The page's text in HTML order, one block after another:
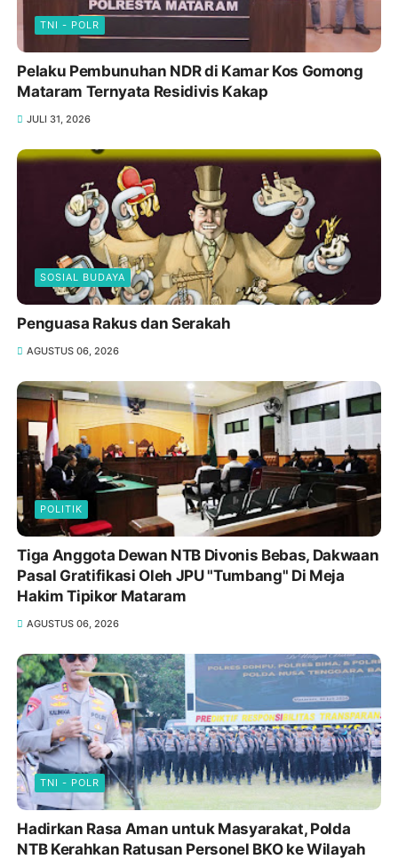
TNI - POLR
Pelaku Pembunuhan NDR di Kamar Kos Gomong
Mataram Ternyata Residivis Kakap
JULI 31, 2026
SOSIAL BUDAYA
Penguasa Rakus dan Serakah
AGUSTUS 06, 2026
POLITIK
Tiga Anggota Dewan NTB Divonis Bebas, Dakwaan
Pasal Gratifikasi Oleh JPU "Tumbang" Di Meja
Hakim Tipikor Mataram
AGUSTUS 06, 2026
TNI - POLR
Hadirkan Rasa Aman untuk Masyarakat, Polda
NTB Kerahkan Ratusan Personel BKO ke Wilayah